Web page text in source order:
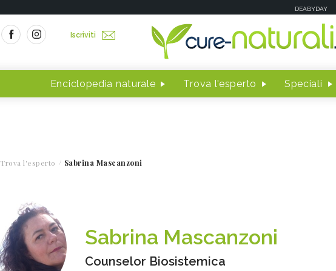
DEABYDAY
Iscriviti
Enciclopedia naturale Trova l'esperto Speciali
Trova l'esperto Sabrina Mascanzoni
Sabrina Mascanzoni
Counselor Biosistemica